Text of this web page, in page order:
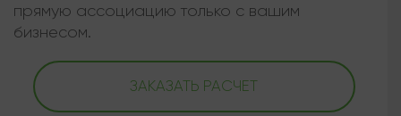
прямую ассоциацию только с вашим
бизнесом.
ЗАКАЗАТЬ РАСЧЕТ